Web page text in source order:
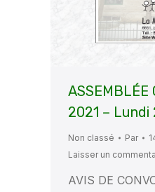
ASSEMBLÉE
2021 – Lundi
Non classé Par
Laisser un
AVIS DE